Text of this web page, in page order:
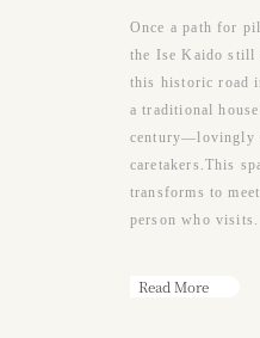
（カフェ）月〜土・祝日 ： 9：00〜17
※日曜または17時以降、ウェディ
Once a path for
the Ise Kaido still
this historic road
a traditional
century—lovingly
caretakers.This
transforms to
person who visits.
Read More